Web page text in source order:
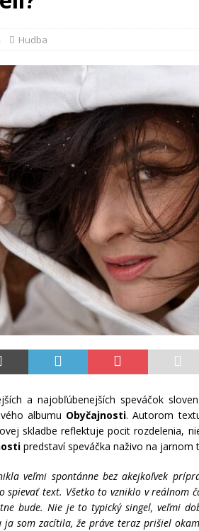
augusta 2026 ]
augusta 2026 ] Skutočný príbeh Anity Soul
Hudba
a najobľúbenejších speváčok
albumu Obyčajnosti. Autorom
skladbe reflektuje pocit rozdelenia,
predstaví speváčka naživo na jarnom
veľmi spontánne bez akejkoľvek
spievať text. Všetko to vzniklo v reálnom
bude. Nie je to typický singel, veľmi
ja som zacítila, že práve teraz prišiel